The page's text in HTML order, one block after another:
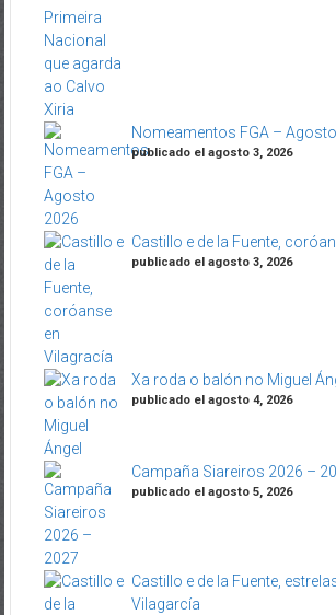
Nomeamentos FGA –
publicado el agosto 3, 2026
Castillo e de la Fuente,
publicado el agosto 3, 2026
Xa roda o balón no Miguel
publicado el agosto 4, 2026
Campaña Siareiros 2026 –
publicado el agosto 5, 2026
Castillo e de la Fuente,
Vilagarcía